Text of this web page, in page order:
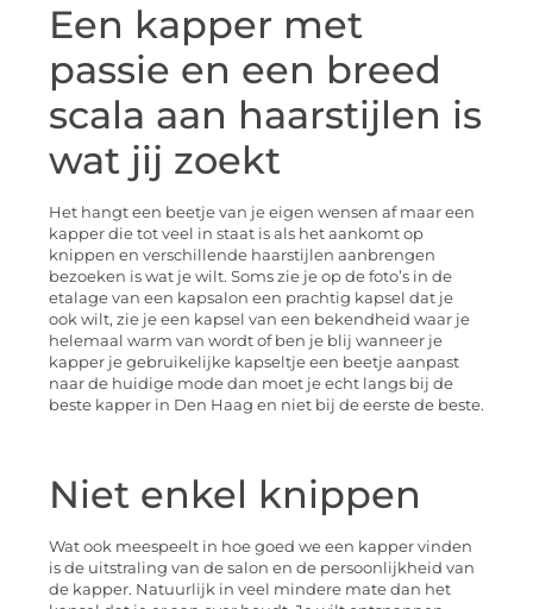
Een kapper met
passie en een breed
scala aan haarstijlen is
wat jij zoekt
Het hangt een beetje van je eigen wensen af maar een
kapper die tot veel in staat is als het aankomt op
knippen en verschillende haarstijlen aanbrengen
bezoeken is wat je wilt. Soms zie je op de foto’s in de
etalage van een kapsalon een prachtig kapsel dat je
ook wilt, zie je een kapsel van een bekendheid waar je
helemaal warm van wordt of ben je blij wanneer je
kapper je gebruikelijke kapseltje een beetje aanpast
naar de huidige mode dan moet je echt langs bij de
beste kapper in Den Haag en niet bij de eerste de beste.
Niet enkel knippen
Wat ook meespeelt in hoe goed we een kapper vinden
is de uitstraling van de salon en de persoonlijkheid van
de kapper. Natuurlijk in veel mindere mate dan het